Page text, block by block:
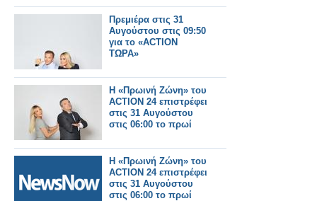
Πρεμιέρα στις 31
Αυγούστου στις 09:50
για το «ACTION
ΤΩΡΑ»
Η «Πρωινή Ζώνη» του
ACTION 24 επιστρέφει
στις 31 Αυγούστου
στις 06:00 το πρωί
Η «Πρωινή Ζώνη» του
ACTION 24 επιστρέφει
στις 31 Αυγούστου
στις 06:00 το πρωί